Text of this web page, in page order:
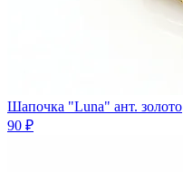
Шапочка "Luna" ант. золото
90 ₽